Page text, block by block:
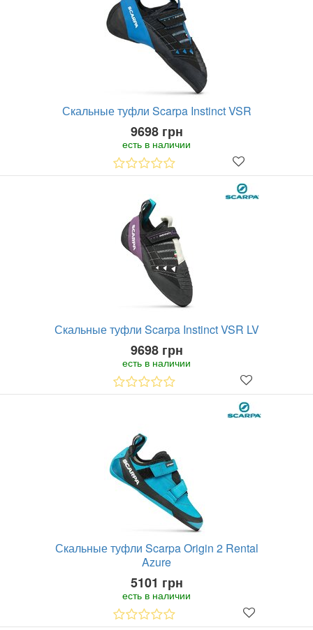
Скальные туфли Scarpa Instinct VSR
9698 грн
есть в наличии
Скальные туфли Scarpa Instinct VSR LV
9698 грн
есть в наличии
Скальные туфли Scarpa Origin 2 Rental
Azure
5101 грн
есть в наличии